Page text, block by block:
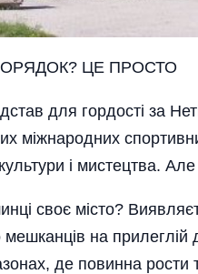
ЦЕ ПРОСТО
для гордості за
міжнародних
і мистецтва.
своє місто?
на прилеглій
де повинна